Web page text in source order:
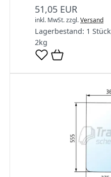
51,05 EUR
inkl. MwSt.zzgl.Versand
Lagerbestand: 1 Stück
2kg